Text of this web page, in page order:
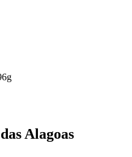
Alagoas